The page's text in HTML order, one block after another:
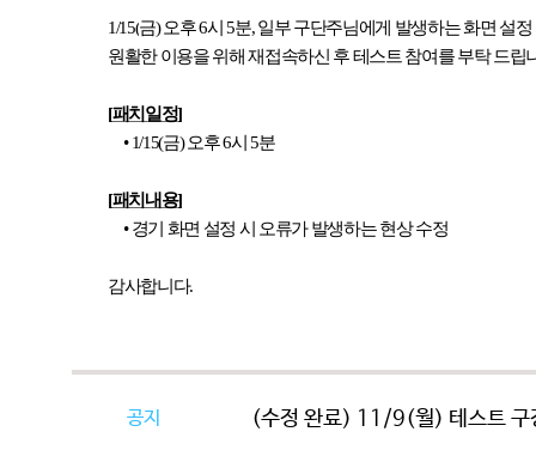
1/15(금)오후6시 5분,일부 구단주님에게 발생하는 화면 설
원활한 이용을 위해 재접속하신 후 테스트 참여를 부탁 드립
[패치일정]
• 1/15(금)오후6시 5분
[패치내용]
•경기 화면 설정 시 오류가 발생하는 현상 수정
감사합니다.
공지 (수정 완료) 11/9(월) 테스트 구